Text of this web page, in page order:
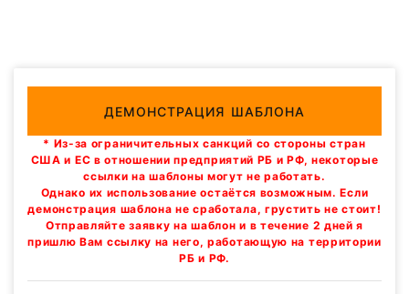
ДЕМОНСТРАЦИЯ ШАБЛОНА
* Из-за ограничительных санкций со стороны стран
США и ЕС в отношении предприятий РБ и РФ, некоторые
ссылки на шаблоны могут не работать.
Однако их использование остаётся возможным. Если
демонстрация шаблона не сработала, грустить не стоит!
Отправляйте заявку на шаблон и в течение 2 дней я
пришлю Вам ссылку на него, работающую на территории
РБ и РФ.